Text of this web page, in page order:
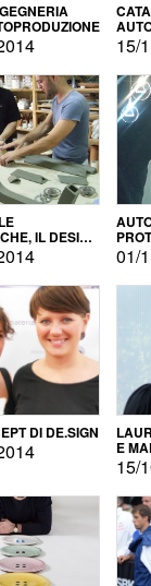
15/
IL DESIGN
01/
DI DE.SIGN
E
15/